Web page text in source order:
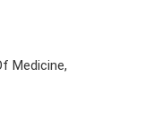
Medicine,